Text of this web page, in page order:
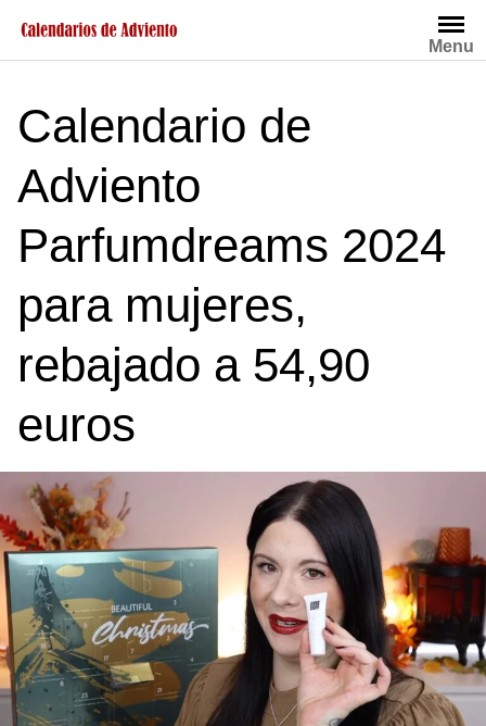
contenido
Menu
Calendario de
Adviento
Parfumdreams 2024
para mujeres,
rebajado a 54,90
euros